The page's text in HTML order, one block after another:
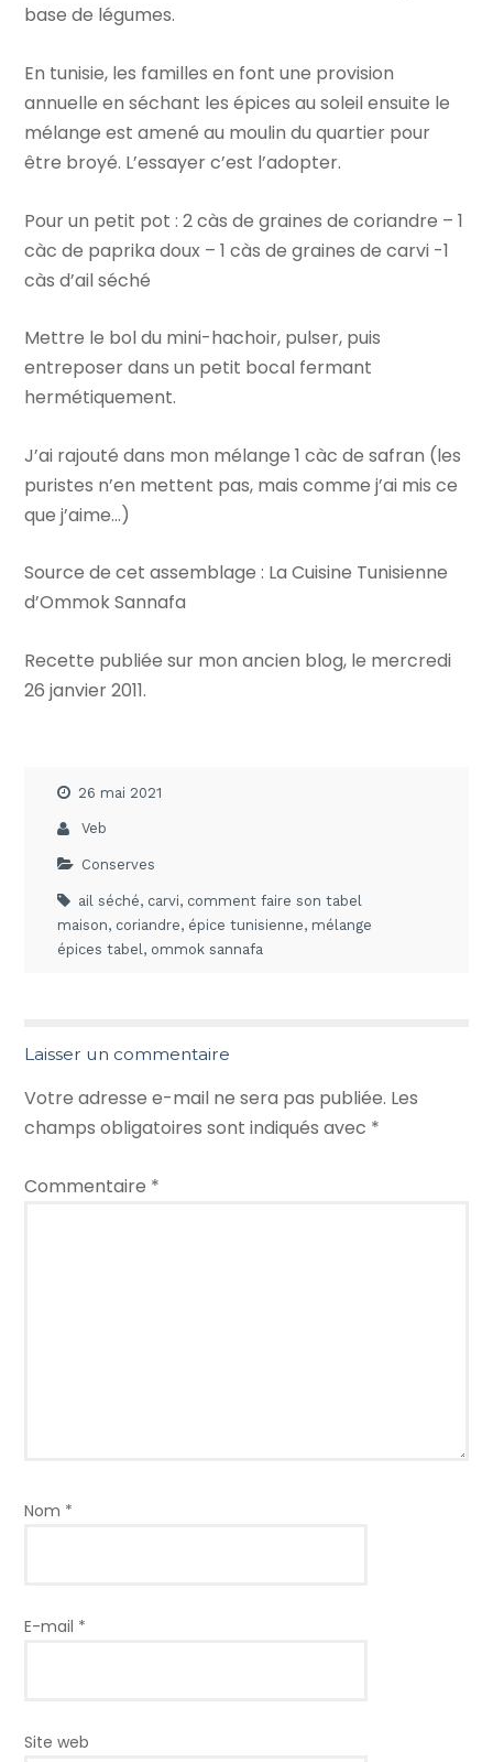
base de légumes.
En tunisie, les familles en font une provision
annuelle en séchant les épices au soleil ensuite le
mélange est amené au moulin du quartier pour
être broyé. L’essayer c’est l’adopter.
Pour un petit pot : 2 càs de graines de coriandre – 1
càc de paprika doux – 1 càs de graines de carvi -1
càs d’ail séché
Mettre le bol du mini-hachoir, pulser, puis
entreposer dans un petit bocal fermant
hermétiquement.
J’ai rajouté dans mon mélange 1 càc de safran (les
puristes n’en mettent pas, mais comme j’ai mis ce
que j’aime…)
Source de cet assemblage : La Cuisine Tunisienne
d’Ommok Sannafa
Recette publiée sur mon ancien blog, le mercredi
26 janvier 2011.
26 mai 2021
Veb
Conserves
ail séché, carvi, comment faire son tabel
maison, coriandre, épice tunisienne, mélange
épices tabel , ommok sannafa
Laisser un commentaire
Votre adresse e-mail ne sera pas publiée. Les
champs obligatoires sont indiqués avec *
Commentaire *
Nom *
E-mail *
Site web